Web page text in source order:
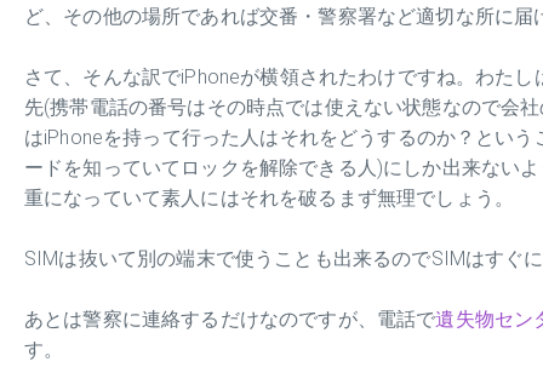
ど、その他の場所であれば交番・警察署など適切な所に届
さて、そんな訳でiPhoneが横領されたわけですね。わた
先(携帯電話の番号はその時点では使えない状態なので会
はiPhoneを持って行った人はそれをどうするのか？とい
ードを知っていてロックを解除できる人)にしか出来ない
重になっていて素人にはそれを破るまず無理でしょう。
SIMは抜いて別の端末で使うことも出来るのでSIMはすぐ
あとは警察に連絡するだけなのですが、電話で遺失物セン
す。